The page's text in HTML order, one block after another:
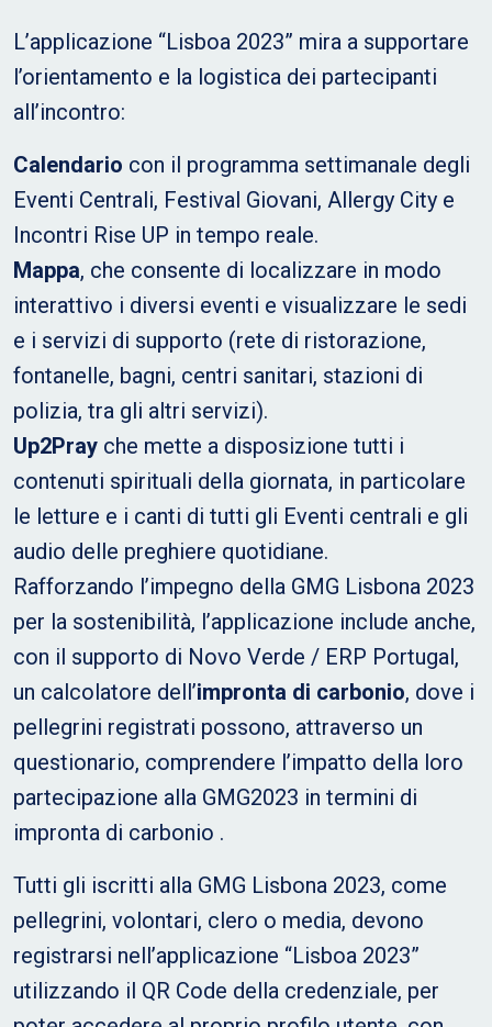
L’applicazione “Lisboa 2023” mira a supportare
l’orientamento e la logistica dei partecipanti
all’incontro:
Calendario con il programma settimanale degli
Eventi Centrali, Festival Giovani, Allergy City e
Incontri Rise UP in tempo reale.
Mappa, che consente di localizzare in modo
interattivo i diversi eventi e visualizzare le sedi
e i servizi di supporto (rete di ristorazione,
fontanelle, bagni, centri sanitari, stazioni di
polizia, tra gli altri servizi).
Up2Pray che mette a disposizione tutti i
contenuti spirituali della giornata, in particolare
le letture e i canti di tutti gli Eventi centrali e gli
audio delle preghiere quotidiane.
Rafforzando l’impegno della GMG Lisbona 2023
per la sostenibilità, l’applicazione include anche,
con il supporto di Novo Verde / ERP Portugal,
un calcolatore dell’impronta di carbonio, dove i
pellegrini registrati possono, attraverso un
questionario, comprendere l’impatto della loro
partecipazione alla GMG2023 in termini di
impronta di carbonio .
Tutti gli iscritti alla GMG Lisbona 2023, come
pellegrini, volontari, clero o media, devono
registrarsi nell’applicazione “Lisboa 2023”
utilizzando il QR Code della credenziale, per